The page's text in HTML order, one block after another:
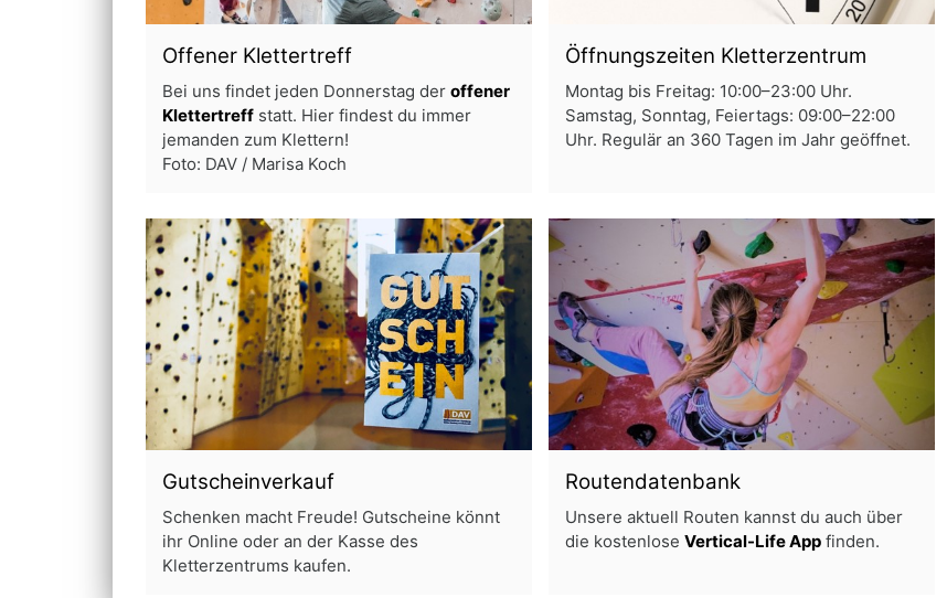
Offener Klettertreff
Bei uns findet jeden Donnerstag der offener
Klettertreff statt. Hier findest du immer
jemanden zum Klettern!
Foto: DAV / Marisa Koch
Öffnungszeiten Kletterzentrum
Montag bis Freitag: 10:00–23:00 Uhr.
Samstag, Sonntag, Feiertags: 09:00–22:00
Uhr. Regulär an 360 Tagen im Jahr geöffnet.
Gutscheinverkauf
Schenken macht Freude! Gutscheine könnt
ihr Online oder an der Kasse des
Kletterzentrums kaufen.
Routendatenbank
Unsere aktuell Routen kannst du auch über
die kostenlose Vertical-Life App finden.